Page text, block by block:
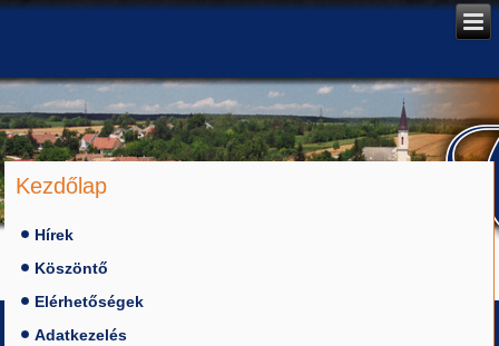
Kezdőlap
Hírek
Köszöntő
Elérhetőségek
Adatkezelés